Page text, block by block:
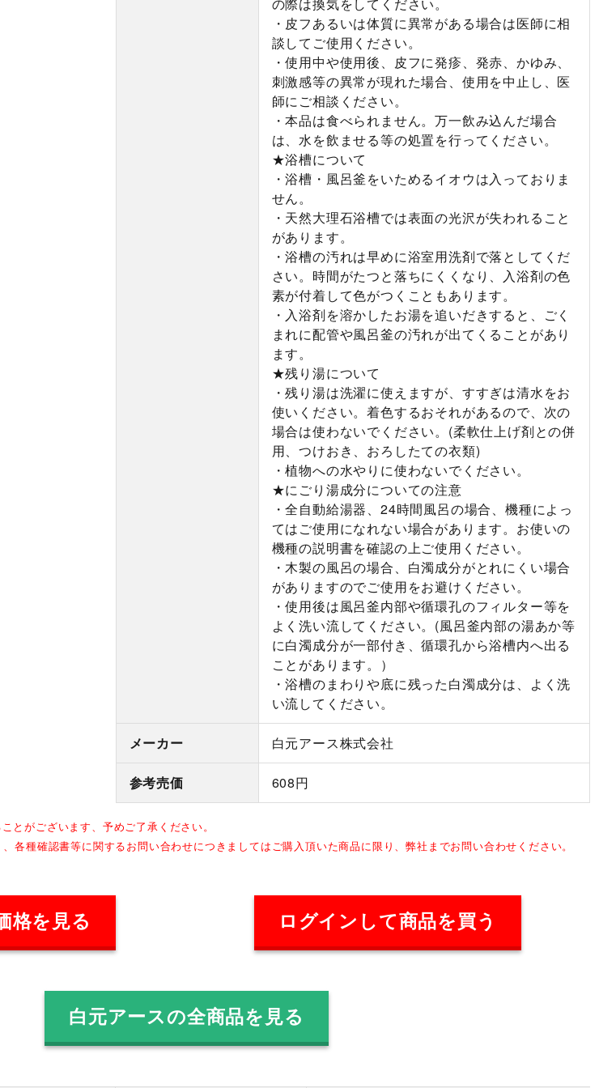
の際は換気をしてください。
・皮フあるいは体質に異常がある場合は医師に相
談してご使用ください。
・使用中や使用後、皮フに発疹、発赤、かゆみ、
刺激感等の異常が現れた場合、使用を中止し、医
師にご相談ください。
・本品は食べられません。万一飲み込んだ場合
は、水を飲ませる等の処置を行ってください。
★浴槽について
・浴槽・風呂釜をいためるイオウは入っておりま
せん。
・天然大理石浴槽では表面の光沢が失われること
があります。
・浴槽の汚れは早めに浴室用洗剤で落としてくだ
さい。時間がたつと落ちにくくなり、入浴剤の色
素が付着して色がつくこともあります。
・入浴剤を溶かしたお湯を追いだきすると、ごく
まれに配管や風呂釜の汚れが出てくることがあり
ます。
★残り湯について
・残り湯は洗濯に使えますが、すすぎは清水をお
使いください。着色するおそれがあるので、次の
場合は使わないでください。(柔軟仕上げ剤との併
用、つけおき、おろしたての衣類)
・植物への水やりに使わないでください。
★にごり湯成分についての注意
・全自動給湯器、24時間風呂の場合、機種によっ
てはご使用になれない場合があります。お使いの
機種の説明書を確認の上ご使用ください。
・木製の風呂の場合、白濁成分がとれにくい場合
がありますのでご使用をお避けください。
・使用後は風呂釜内部や循環孔のフィルター等を
よく洗い流してください。(風呂釜内部の湯あか等
に白濁成分が一部付き、循環孔から浴槽内へ出る
ことがあります。）
・浴槽のまわりや底に残った白濁成分は、よく洗
い流してください。
メーカー 白元アース株式会社
参考売価 608円
とがございます、予めご了承ください。
各種確認書等に関するお問い合わせにつきましてはご購入頂いた商品に限り、弊社までお問い合わせください。
格を見る ログインして商品を買う
白元アースの全商品を見る